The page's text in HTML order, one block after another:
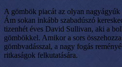
A gömbök piacát az olyan
Ám sokan inkább szabadúszó
tizenhét éves David Sullivan, aki a
gömbökkel. Amikor a sors
gömbvadásszal, a nagy fogás
ritkaságok felkutatására.